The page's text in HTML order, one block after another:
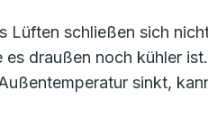
Lüften schließen sich
draußen noch kühler
sinkt,